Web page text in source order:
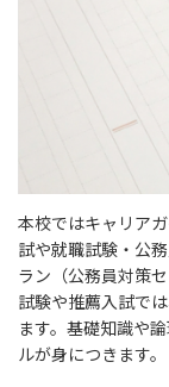
本校ではキャリア
試や就職試験・公
ラン（公務員対策
試験や推薦入試で
ます。基礎知識や
ルが身につきます。